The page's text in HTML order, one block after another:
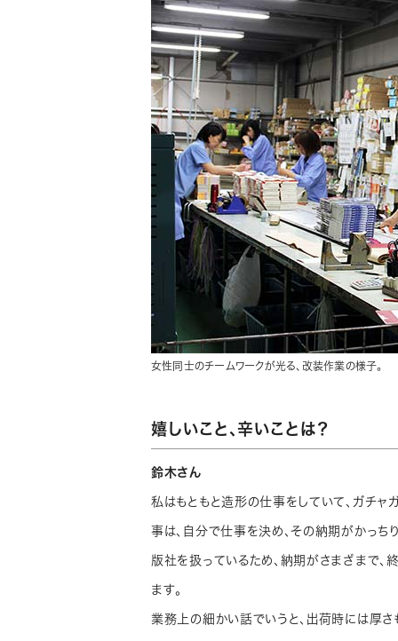
女性同士のチームワークが光る、改装作業の様子。
嬉しいこと､辛いことは？
鈴木さん
私はもともと造形の仕事をしていて、ガチャ
事は、自分で仕事を決め、その納期がかっ
版社を扱っているため、納期がさまざまで、
ます。
業務上の細かい話でいうと、出荷時には厚